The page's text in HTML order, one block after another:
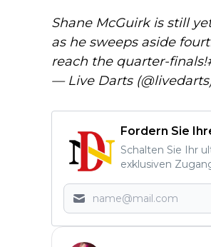
Shane McGuirk is still
as he sweeps aside
reach the quarter-finals!
— Live Darts
Fordern Sie
Schalten Sie Ihr
exklusiven